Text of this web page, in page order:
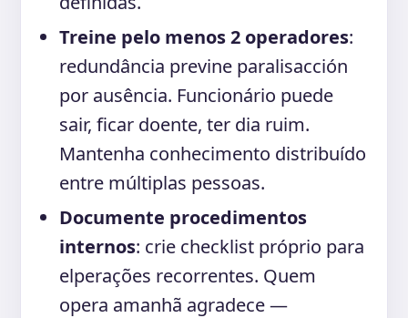
Treine pelo menos 2 operadores:
redundância previne paralisacción
por ausência. Funcionário puede
sair, ficar doente, ter dia ruim.
Mantenha conhecimento distribuído
entre múltiplas pessoas.
Documente procedimentos
internos: crie checklist próprio para
elperações recorrentes. Quem
opera amanhã agradece —